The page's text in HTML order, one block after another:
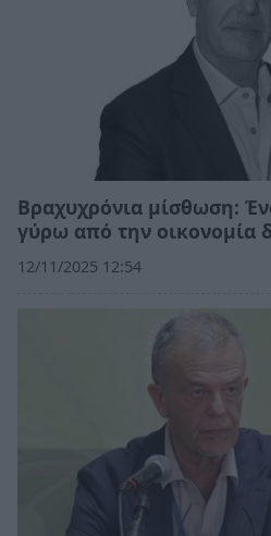
Βραχυχρόνια μίσθωση:
γύρω από την οικονομία
12/11/2025 12:54